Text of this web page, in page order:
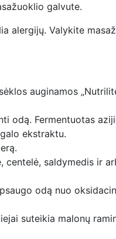
galvute.
alergijų. Valykite
auginamos
odą. Fermentuotas
ekstraktu.
centelė, saldymedis ir
odą nuo
suteikia malonų